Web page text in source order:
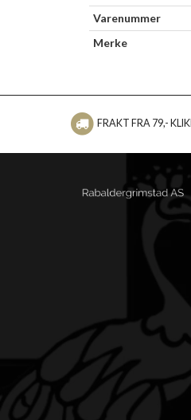
Varenummer
Merke
FRAKT FRA 79,-